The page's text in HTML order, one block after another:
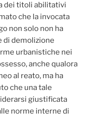
dei titoli abilitativi
che la invocata
non solo non ha
di demolizione
urbanistiche nei
anche qualora
al reato, ma ha
che una tale
giustificata
norme interne di